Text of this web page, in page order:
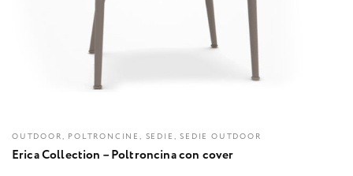
OUTDOOR, POLTRONCINE, SEDIE, SEDIE OUTDOOR
Erica Collection – Poltroncina con cover